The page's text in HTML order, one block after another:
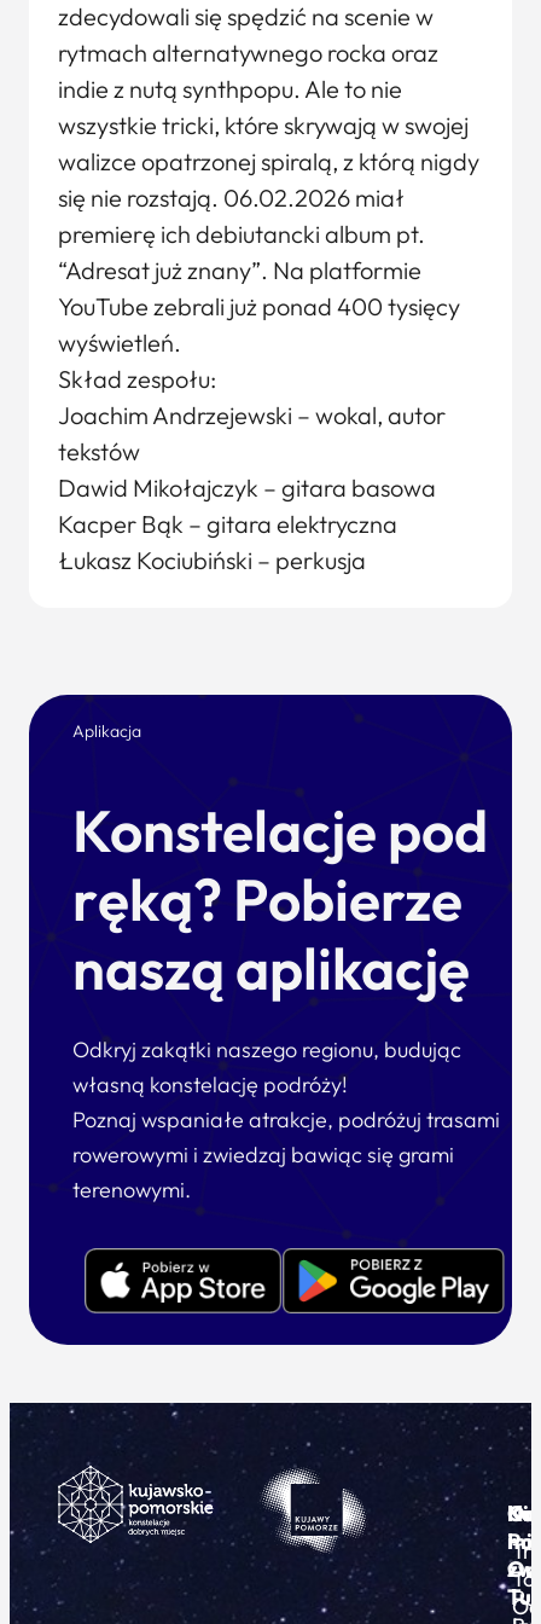
zdecydowali się spędzić na scenie w
rytmach alternatywnego rocka oraz
indie z nutą synthpopu. Ale to nie
wszystkie tricki, które skrywają w swojej
walizce opatrzonej spiralą, z którą nigdy
się nie rozstają. 06.02.2026 miał
premierę ich debiutancki album pt.
“Adresat już znany”. Na platformie
YouTube zebrali już ponad 400 tysięcy
wyświetleń.
Skład zespołu:
Joachim Andrzejewski – wokal, autor
tekstów
Dawid Mikołajczyk – gitara basowa
Kacper Bąk – gitara elektryczna
Łukasz Kociubiński – perkusja
Aplikacja
Konstelacje pod
ręką? Pobierze
naszą aplikację
Odkryj zakątki naszego regionu, budując
własną konstelację podróży!
Poznaj wspaniałe atrakcje, podróżuj trasami
rowerowymi i zwiedzaj bawiąc się grami
terenowymi.
i